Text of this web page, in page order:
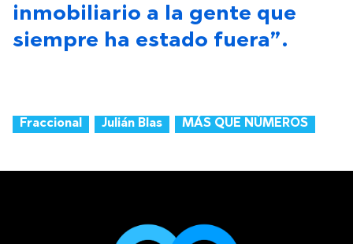
inmobiliario a la gente que
siempre ha estado fuera”.
Fraccional Julián Blas MÁS QUE NÚMEROS